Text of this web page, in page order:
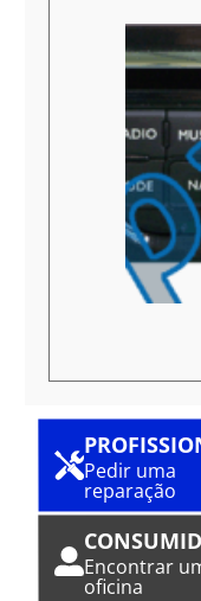
Pedir uma
reparação
Encontrar
oficina